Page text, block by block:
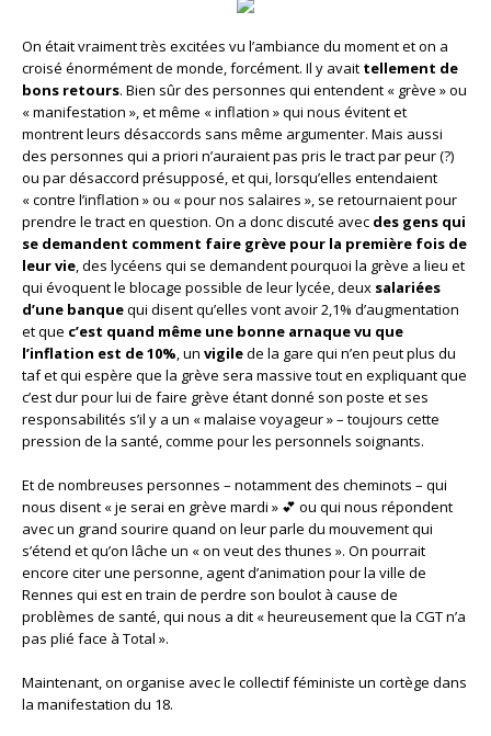
On était vraiment très excitées vu l’ambiance du moment et on a
croisé énormément de monde, forcément. Il y avait tellement de
bons retours. Bien sûr des personnes qui entendent « grève » ou
« manifestation », et même « inflation » qui nous évitent et
montrent leurs désaccords sans même argumenter. Mais aussi
des personnes qui a priori n’auraient pas pris le tract par peur (?)
ou par désaccord présupposé, et qui, lorsqu’elles entendaient
« contre l’inflation » ou « pour nos salaires », se retournaient pour
prendre le tract en question. On a donc discuté avec des gens qui
se demandent comment faire grève pour la première fois de
leur vie, des lycéens qui se demandent pourquoi la grève a lieu et
qui évoquent le blocage possible de leur lycée, deux salariées
d’une banquequi disent qu’elles vont avoir 2,1% d’augmentation
et que c’est quand même une bonne arnaque vu que
l’inflation est de 10%, un vigilede la gare qui n’en peut plus du
taf et qui espère que la grève sera massive tout en expliquant que
c’est dur pour lui de faire grève étant donné son poste et ses
responsabilités s’il y a un « malaise voyageur » – toujours cette
pression de la santé, comme pour les personnels soignants.
Et de nombreuses personnes – notamment des cheminots – qui
nous disent « je serai en grève mardi » 💕 ou qui nous répondent
avec un grand sourire quand on leur parle du mouvement qui
s’étend et qu’on lâche un « on veut des thunes ». On pourrait
encore citer une personne, agent d’animation pour la ville de
Rennes qui est en train de perdre son boulot à cause de
problèmes de santé, qui nous a dit « heureusement que la CGT n’a
pas plié face à Total ».
Maintenant, on organise avec le collectif féministe un cortège dans
la manifestation du 18.